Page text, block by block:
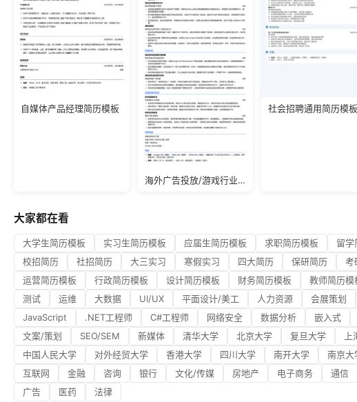
自媒体产品经理简历模板
海外广告投放/游戏行业/应届生简历模板
社会招聘通用简历模板
大家都在看
大学生简历模板 实习生简历模板 应届生简历模板 求职简历模板 留学
校招简历
社招简历 大三实习 寒假实习 四大简历 保研简历 考
运营简历模板
行政简历模板 设计简历模板 财务简历模板 教师简历模
测试
运维 大数据 UI/UX 平面设计/美工 人力资源 会展策划
JavaScript
.NET工程师 C#工程师 网络安全 数据分析 嵌入式
文案/策划
SEO/SEM 新媒体 清华大学 北京大学 复旦大学
中国人民大学
对外经贸大学 香港大学 四川大学 南开大学 南京大
互联网
金融 咨询 银行 文化/传媒 房地产 电子商务 通信
广告
医药 法律